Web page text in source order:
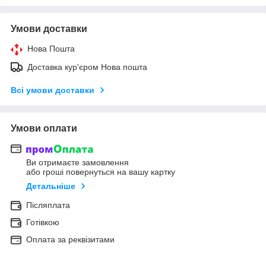
Умови доставки
Нова Пошта
Доставка кур'єром Нова пошта
Всі умови доставки
Умови оплати
Ви отримаєте замовлення
або гроші повернуться на вашу картку
Детальніше
Післяплата
Готівкою
Оплата за реквізитами